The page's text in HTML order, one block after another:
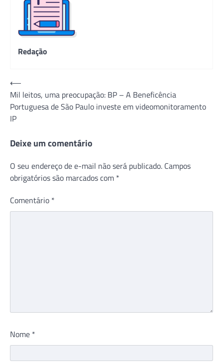
Redação
Navegação
de
Post
⟵
Mil leitos, uma preocupação: BP – A Beneficência
Portuguesa de São Paulo investe em videomonitoramento
IP
Deixe um comentário
O seu endereço de e-mail não será publicado. Campos
obrigatórios são marcados com *
Comentário *
Nome *